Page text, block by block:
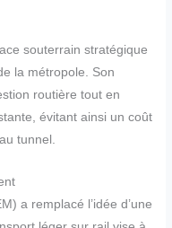
souterrain stratégique
la métropole. Son
routière tout en
évitant ainsi un coût
tunnel.
a remplacé l’idée d’une